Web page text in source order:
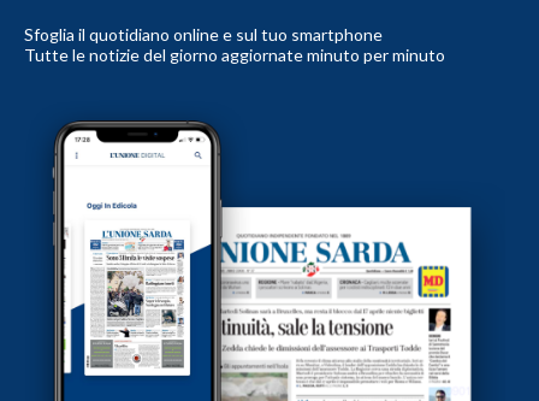
Sfoglia il quotidiano online e sul tuo smartphone
Tutte le notizie del giorno aggiornate minuto per minuto